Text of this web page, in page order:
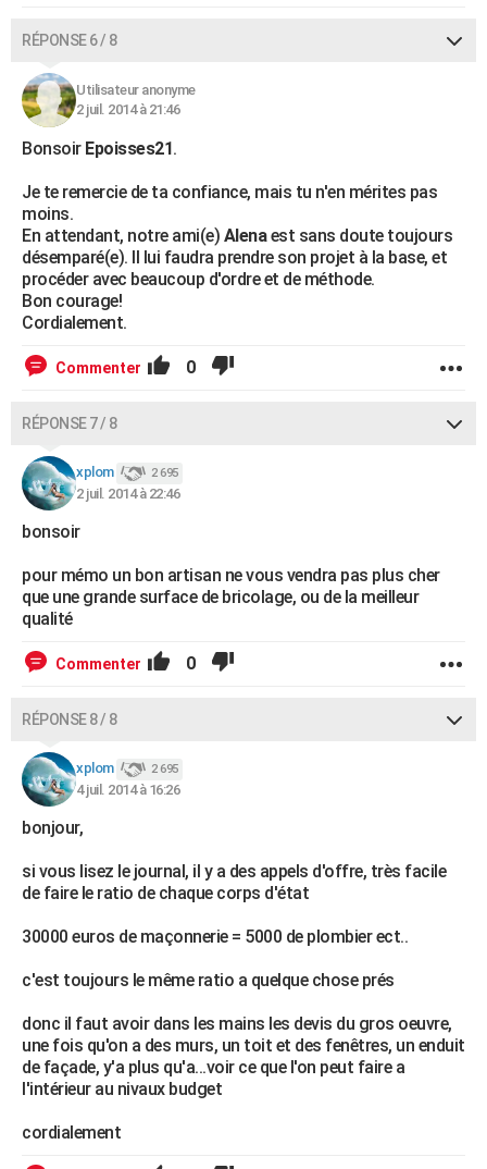
RÉPONSE 6 / 8
Utilisateur anonyme
2 juil. 2014 à 21:46
Bonsoir Epoisses21.
Je te remercie de ta confiance, mais tu n'en mérites pas
moins.
En attendant, notre ami(e) Alenaest sans doute toujours
désemparé(e). Il lui faudra prendre son projet à la base, et
procéder avec beaucoup d'ordre et de méthode.
Bon courage!
Cordialement.
Commenter 0
RÉPONSE 7 / 8
xplom 2 695
2 juil. 2014 à 22:46
bonsoir
pour mémo un bon artisan ne vous vendra pas plus cher
que une grande surface de bricolage, ou de la meilleur
qualité
Commenter 0
RÉPONSE 8 / 8
xplom 2 695
4 juil. 2014 à 16:26
bonjour,
si vous lisez le journal, il y a des appels d'offre, très facile
de faire le ratio de chaque corps d'état
30000 euros de maçonnerie = 5000 de plombier ect..
c'est toujours le même ratio a quelque chose prés
donc il faut avoir dans les mains les devis du gros oeuvre,
une fois qu'on a des murs, un toit et des fenêtres, un enduit
de façade, y'a plus qu'a...voir ce que l'on peut faire a
l'intérieur au nivaux budget
cordialement